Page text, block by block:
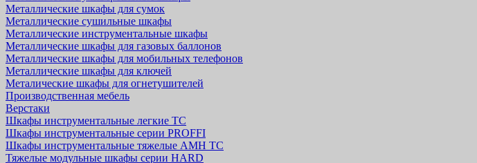
Металлические шкафы для сумок
Металлические сушильные шкафы
Металлические инструментальные шкафы
Металлические шкафы для газовых баллонов
Металлические шкафы для мобильных телефонов
Металлические шкафы для ключей
Металические шкафы для огнетушителей
Производственная мебель
Верстаки
Шкафы инструментальные легкие ТС
Шкафы инструментальные серии PROFFI
Шкафы инструментальные тяжелые AMH TC
Тяжелые модульные шкафы серии HARD